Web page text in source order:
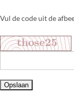
Vul de code uit de